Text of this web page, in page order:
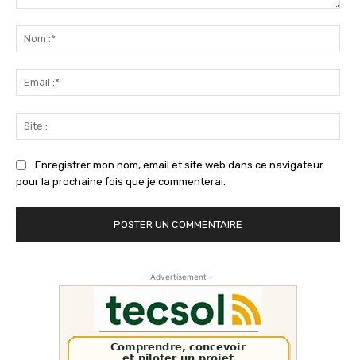
Enregistrer mon nom, email et site web dans ce navigateur
pour la prochaine fois que je commenterai.
- Advertisement -